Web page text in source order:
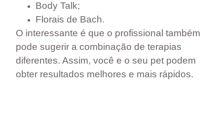
Body Talk;
Florais de Bach.
O interessante é que o profissional também
pode sugerir a combinação de terapias
diferentes. Assim, você e o seu pet podem
obter resultados melhores e mais rápidos.